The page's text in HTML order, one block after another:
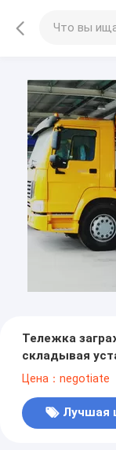
Тележка
складывая
радиосвязей
Цена：negotiate
Лучшая